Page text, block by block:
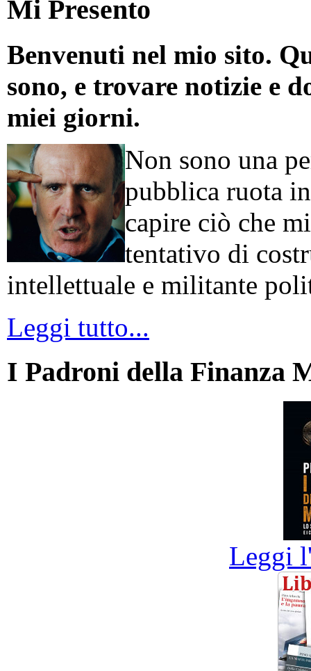
Mi Presento
Benvenuti nel mio sito.
sono, e trovare notizie e
miei giorni.
Non sono una
pubblica ruota
capire ciò che
tentativo di
intellettuale e militante
Leggi tutto...
I Padroni della Finanza
Leggi